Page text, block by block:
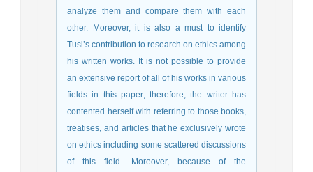
analyze them and compare them with each
other. Moreover, it is also a must to identify
Tusi’s contribution to research on ethics among
his written works. It is not possible to provide
an extensive report of all of his works in various
fields in this paper; therefore, the writer has
contented herself with referring to those books,
treatises, and articles that he exclusively wrote
on ethics including some scattered discussions
of this field. Moreover, because of the